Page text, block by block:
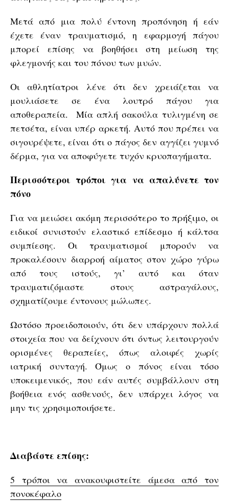
Μετά από μια πολύ έντονη προπόνηση ή εάν
έχετε έναν τραυματισμό, η εφαρμογή πάγου
μπορεί επίσης να βοηθήσει στη μείωση της
φλεγμονής και του πόνου των μυών.
Οι αθλητίατροι λένε ότι δεν χρειάζεται να
μουλιάσετε σε ένα λουτρό πάγου για
αποθεραπεία. Μία απλή σακούλα τυλιγμένη σε
πετσέτα, είναι υπέρ αρκετή. Αυτό που πρέπει να
σιγουρέψετε, είναι ότι ο πάγος δεν αγγίζει γυμνό
δέρμα, για να αποφύγετε τυχόν κρυοπαγήματα.
Περισσότεροι τρόποι για να απαλύνετε τον
πόνο
Για να μειώσει ακόμη περισσότερο το πρήξιμο, οι
ειδικοί συνιστούν ελαστικό επίδεσμο ή κάλτσα
συμπίεσης. Οι τραυματισμοί μπορούν να
προκαλέσουν διαρροή αίματος στον χώρο γύρω
από τους ιστούς, γι’ αυτό και όταν
τραυματιζόμαστε στους αστραγάλους,
σχηματίζουμε έντονους μώλωπες.
Ωστόσο προειδοποιούν, ότι δεν υπάρχουν πολλά
στοιχεία που να δείχνουν ότι όντως λειτουργούν
ορισμένες θεραπείες, όπως αλοιφές χωρίς
ιατρική συνταγή. Όμως ο πόνος είναι τόσο
υποκειμενικός, που εάν αυτές συμβάλλουν στη
βοήθεια ενός ασθενούς, δεν υπάρχει λόγος να
μην τις χρησιμοποιήσετε.
Διαβάστε επίσης:
5 τρόποι να ανακουφιστείτε άμεσα από τον
πονοκέφαλο